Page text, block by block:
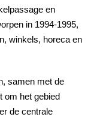
en
in 1994-1995,
winkels, horeca en
samen met de
om het gebied
de centrale